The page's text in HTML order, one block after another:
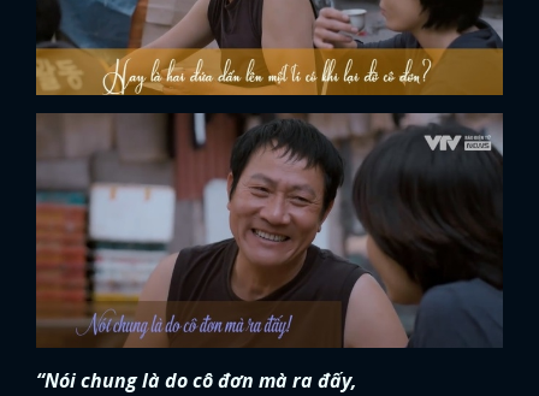
“Nói chung là do cô đơn mà ra đấy,